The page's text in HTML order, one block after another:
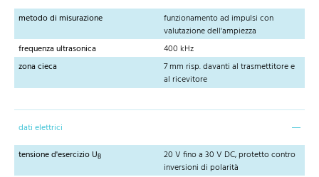
metodo di misurazione
funzionamento ad impulsi con
valutazione dell'ampiezza
frequenza ultrasonica
400 kHz
zona cieca
7 mm risp. davanti al trasmettitore e
al ricevitore
dati elettrici
tensione d'esercizio UB
20 V fino a 30 V DC, protetto contro
inversioni di polarità